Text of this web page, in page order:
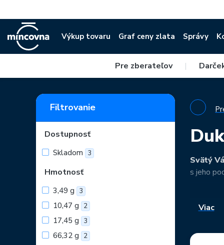
Výkup tovaru Graf ceny zlata Správy
Pre zberateľov |
Filtrovanie
Dostupnosť
Skladom 3
Hmotnosť
3,49 g 3
10,47 g 2
17,45 g 3
66,32 g 2
Svätý
s jeho
Viac